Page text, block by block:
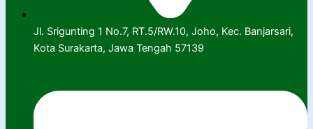
Jl. Srigunting 1 No.7, RT.5/RW.10, Joho, Kec. Banjarsari,
Kota Surakarta, Jawa Tengah 57139